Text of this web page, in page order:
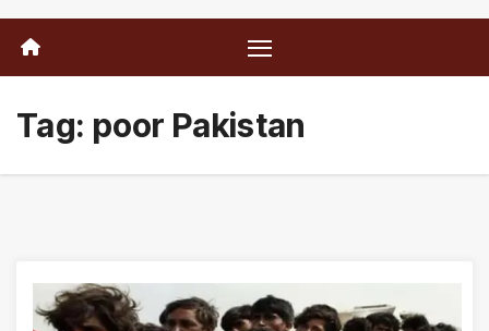
Tag: poor Pakistan